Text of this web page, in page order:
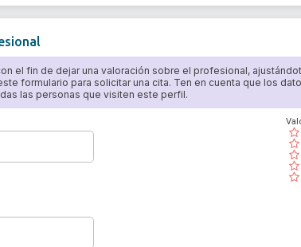
el fin de dejar una valoración sobre el profesional,
formulario para solicitar una cita. Ten en cuenta que los
las personas que visiten este perfil.
( )
( )
( )
( )
( )